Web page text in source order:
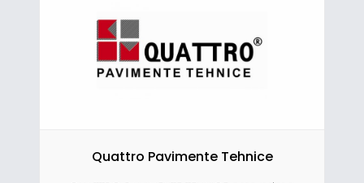
Quattro Pavimente Tehnice